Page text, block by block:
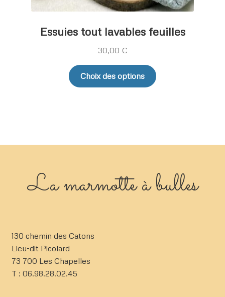
Essuies tout lavables feuilles
30,00 €
Choix des options
Ce
produit
options
être
choisies
La marmotte à bulles
130 chemin des Catons
Lieu-dit Picolard
73 700 Les Chapelles
T : 06.98.28.02.45